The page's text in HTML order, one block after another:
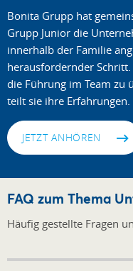
Bonita Grupp hat
Grupp Junior die
innerhalb der Familie
herausfordernder
die Führung im Team zu
teilt sie ihre Erfahrungen.
JETZT ANHÖREN
FAQ zum Thema
Häufig gestellte Fragen